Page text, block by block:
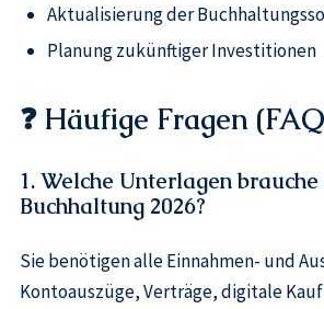
Aktualisierung der
Planung zukünftiger Investitionen
❓ Häufige Fragen
1. Welche Unterlagen
Buchhaltung 2026?
Sie benötigen alle Einnahmen- und
Kontoauszüge, Verträge, digitale